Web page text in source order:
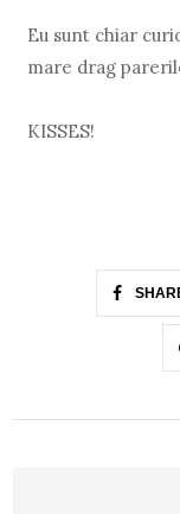
Eu sunt chiar
mare drag
KISSES!